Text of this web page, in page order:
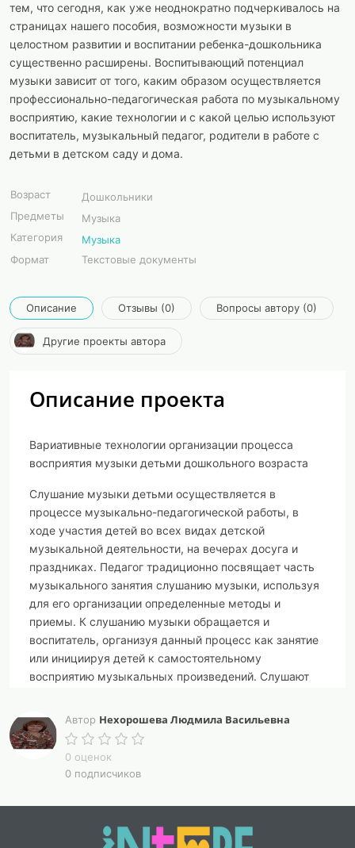
тем, что сегодня, как уже неоднократно подчеркивалось на
страницах нашего пособия, возможности музыки в
целостном развитии и воспитании ребенка-дошкольника
существенно расширены. Воспитывающий потенциал
музыки зависит от того, каким образом осуществляется
профессионально-педагогическая работа по музыкальному
восприятию, какие технологии и с какой целью используют
воспитатель, музыкальный педагог, родители в работе с
детьми в детском саду и дома.
Возраст
Дошкольники
Предметы
Музыка
Категория
Музыка
Формат
Текстовые документы
Описание Отзывы (0) Вопросы автору (0)
Другие проекты автора
Описание проекта
Вариативные технологии организации процесса
восприятия музыки детьми дошкольного возраста
Слушание музыки детьми осуществляется в
процессе музыкально-педагогической работы, в
ходе участия детей во всех видах детской
музыкальной деятельности, на вечерах досуга и
праздниках. Педагог традиционно посвящает часть
музыкального занятия слушанию музыки, используя
для его организации определенные методы и
приемы. К слушанию музыки обращается и
воспитатель, организуя данный процесс как занятие
или инициируя детей к самостоятельному
восприятию музыкальных произведений. Слушают
концерты, музыкальные спектакли и т. п.
Анализ учебных пособий по методике музыкального
воспитания дошкольников (Н.А. Ветлугина, О.П.
Радынова, А.Н. Зимина и др.) убедил нас в важности
восприятия музыки дошкольниками. Это связано с
Автор Нехорошева Людмила Васильевна
0 оценок
0 подписчиков